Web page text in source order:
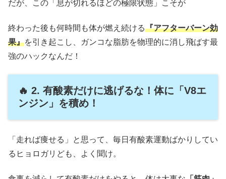
だが、この「息が切れるほどの極限状態」こそが
終わった後も何時間も体が燃え続ける『アフターバーン効
果』を引き起こし、ガンコな脂肪を物理的に消し飛ばす最
強のハックなんだ！
🔥 2. 有酸素だけに逃げるな！体に「V8エ
ンジン」を積め！
「走れば痩せる」と思って、毎日有酸素運動ばかりしてい
るヒョロガリども、よく聞け。